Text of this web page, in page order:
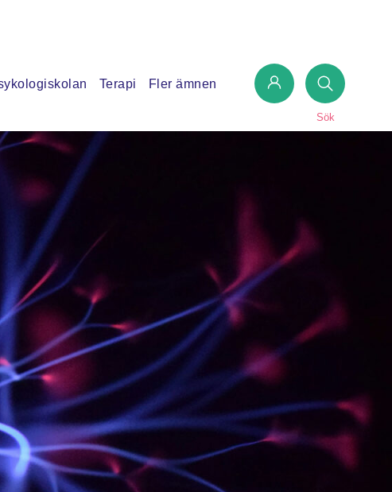
Terapi Fler ämnen
Sök